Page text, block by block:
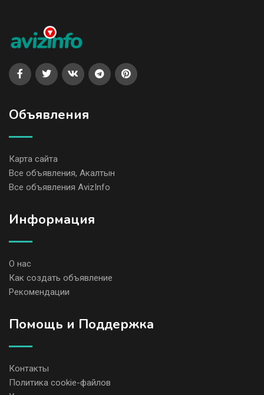
Объявления
Карта сайта
Все объявления, Акалтын
Все объявления AvizInfo
Информация
О нас
Как создать объявление
Рекомендации
Помощь и Поддержка
Контакты
Политика cookie-файлов